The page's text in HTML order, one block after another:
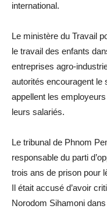
international.
Le ministère du Travail
le travail des enfants
entreprises agro-
autorités encouragent le
appellent les
leurs salariés.
Le tribunal de Phnom
responsable du parti
trois ans de prison pour
Il était accusé d’avoir
Norodom Sihamoni